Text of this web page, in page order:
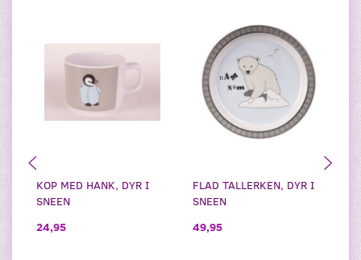
KOP MED HANK, DYR I
SNEEN
24,95
FLAD TALLERKEN, DYR I
SNEEN
49,95